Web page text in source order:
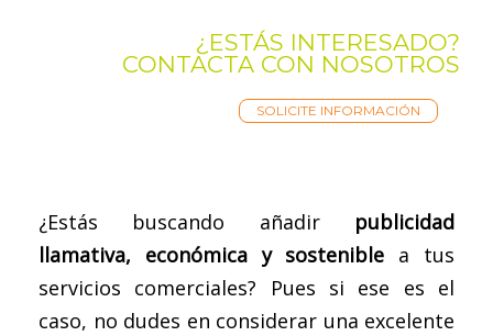
¿ESTÁS INTERESADO?
CONTACTA CON NOSOTROS
SOLICITE INFORMACIÓN
¿Estás buscando añadir publicidad
llamativa, económica y sostenible a tus
servicios comerciales? Pues si ese es el
caso, no dudes en considerar una excelente